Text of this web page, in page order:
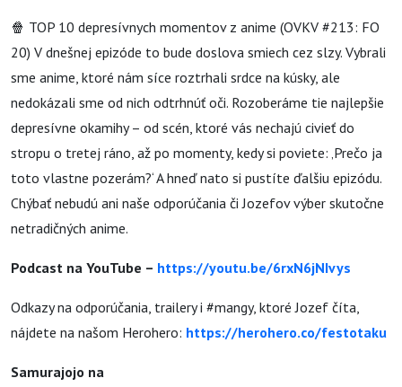
🍿 TOP 10 depresívnych momentov z anime (OVKV #213: FO
20) V dnešnej epizóde to bude doslova smiech cez slzy. Vybrali
sme anime, ktoré nám síce roztrhali srdce na kúsky, ale
nedokázali sme od nich odtrhnúť oči. Rozoberáme tie najlepšie
depresívne okamihy – od scén, ktoré vás nechajú civieť do
stropu o tretej ráno, až po momenty, kedy si poviete: ‚Prečo ja
toto vlastne pozerám?‘ A hneď nato si pustíte ďalšiu epizódu.
Chýbať nebudú ani naše odporúčania či Jozefov výber skutočne
netradičných anime.
Podcast na YouTube – https://youtu.be/6rxN6jNIvys
Odkazy na odporúčania, trailery i #mangy, ktoré Jozef číta,
nájdete na našom Herohero: https://herohero.co/festotaku
Samurajojo na